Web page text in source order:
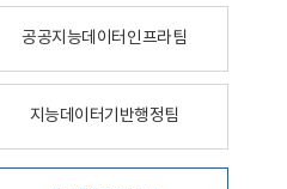
공공지능데이터인프라팀
지능데이터기반행정팀